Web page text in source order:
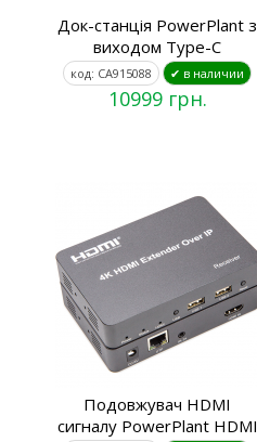
Док-станція PowerPlant з
виходом Type-C
код: CA915088 ✔ в наличии
10999 грн.
Подовжувач HDMI
сигналу PowerPlant HDMI